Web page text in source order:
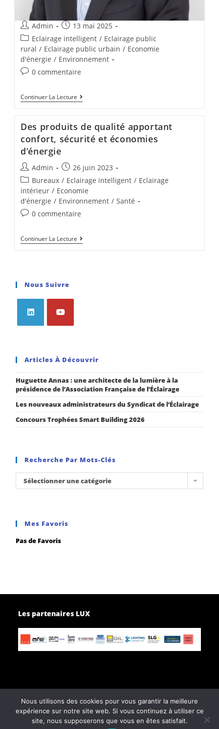
Admin
13 mai 2025
Eclairage intelligent / Eclairage public
rural / Eclairage public urbain / Economie
d'énergie / Environnement
0 commentaire
Continuer La Lecture
Des produits de qualité apportant
confort, sécurité et économies
d’énergie
Admin
26 juin 2023
Bureaux / Eclairage intelligent / Eclairage
intérieur / Economie
d'énergie / Environnement / Santé
0 commentaire
Continuer La Lecture
Nous Suivre
Articles À Découvrir
Huguette Annas : une architecte de la lumière à la
présidence de l’Association Française de l’Éclairage
Les nouveaux administrateurs du Syndicat de l’Éclairage
Concours Trophées Smart Building 2026
Recherche Par Mots-Clés
Sélectionner une catégorie
Mes Favoris
Pas de Favoris
Les partenaires LUX
Page d’accueil
Contactez-nous
Politique de confidentialité
Conditions générales de vente
Nous utilisons des cookies pour vous garantir la meilleure
expérience sur notre site web. Si vous continuez à utiliser ce
site, nous supposerons que vous en êtes satisfait.